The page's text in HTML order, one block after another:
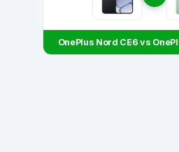
OnePlus Nord CE6 vs